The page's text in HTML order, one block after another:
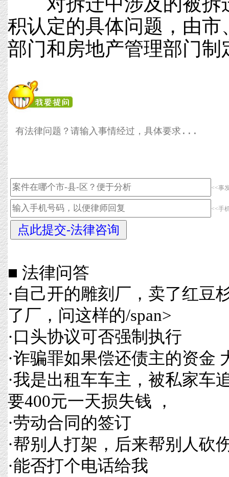
积认定的具体问题，由市
部门和房地产管理部门制
<<事
<<手
■ 法律问答
·自己开的雕刻厂，卖了红豆
了厂，问这样的/span>
·口头协议可否强制执行
·诈骗罪如果偿还债主的资金
·我是出租车车主，被私家车
要400元一天损失钱 ，
·劳动合同的签订
·帮别人打架，后来帮别人砍
·能否打个电话给我